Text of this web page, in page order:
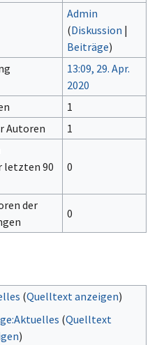
Admin
(Diskussion |
Beiträge)
13:09, 29. Apr.
2020
1
Autoren
1
letzten 90
0
der
0
(Quelltext anzeigen)
(Quelltext
)